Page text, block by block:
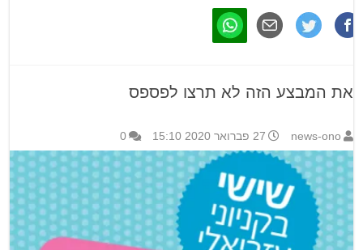
את המבצע הזה לא תרצו לפספס
news-ono 27 פברואר 2020 15:10 0